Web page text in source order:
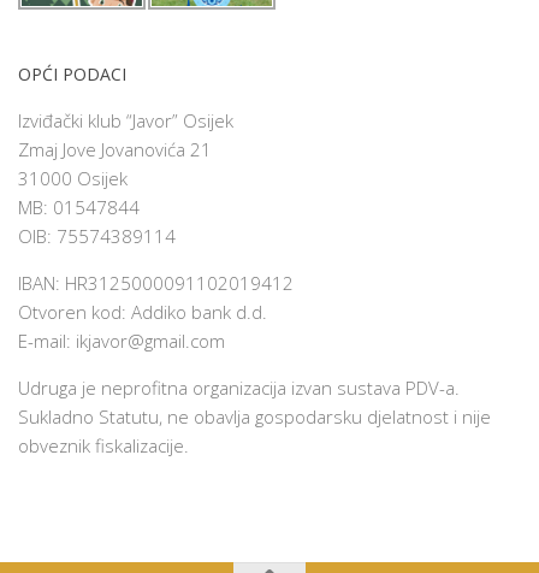
OPĆI PODACI
Izviđački klub “Javor” Osijek
Zmaj Jove Jovanovića 21
31000 Osijek
MB: 01547844
OIB: 75574389114
IBAN: HR3125000091102019412
Otvoren kod: Addiko bank d.d.
E-mail: ikjavor@gmail.com
Udruga je neprofitna organizacija izvan sustava PDV-a.
Sukladno Statutu, ne obavlja gospodarsku djelatnost i nije
obveznik fiskalizacije.